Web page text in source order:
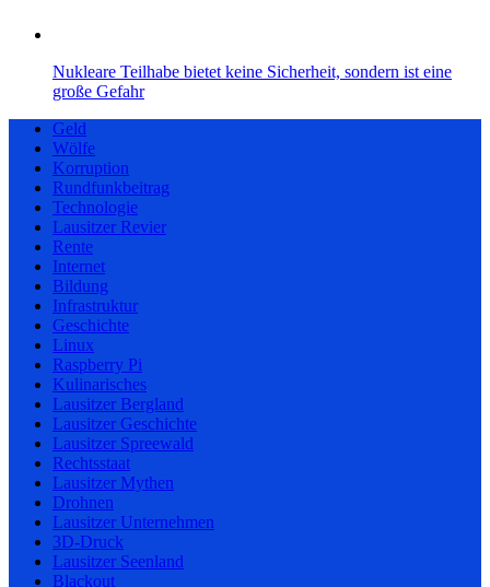
Nukleare Teilhabe bietet keine Sicherheit, sondern ist eine
große Gefahr
Geld
Wölfe
Korruption
Rundfunkbeitrag
Technologie
Lausitzer Revier
Rente
Internet
Bildung
Infrastruktur
Geschichte
Linux
Raspberry Pi
Kulinarisches
Lausitzer Bergland
Lausitzer Geschichte
Lausitzer Spreewald
Rechtsstaat
Lausitzer Mythen
Drohnen
Lausitzer Unternehmen
3D-Druck
Lausitzer Seenland
Blackout